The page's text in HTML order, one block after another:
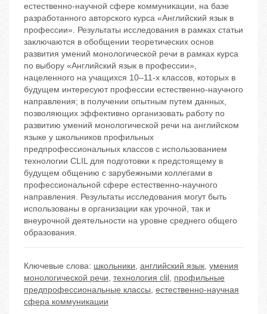
естественно-научной сфере коммуникации, на базе
разработанного авторского курса «Английский язык в
профессии». Результаты исследования в рамках статьи
заключаются в обобщении теоретических основ
развития умений монологической речи в рамках курса
по выбору «Английский язык в профессии»,
нацеленного на учащихся 10–11-х классов, которых в
будущем интересуют профессии естественно-научного
направления; в получении опытным путем данных,
позволяющих эффективно организовать работу по
развитию умений монологической речи на английском
языке у школьников профильных
предпрофессиональных классов с использованием
технологии CLIL для подготовки к предстоящему в
будущем общению с зарубежными коллегами в
профессиональной сфере естественно-научного
направления. Результаты исследования могут быть
использованы в организации как урочной, так и
внеурочной деятельности на уровне среднего общего
образования.
Ключевые слова: школьники, английский язык, умения
монологической речи, технология clil, профильные
предпрофессиональные классы, естественно-научная
сфера коммуникации